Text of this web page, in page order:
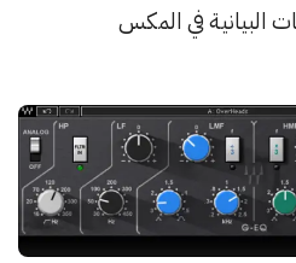
البيانية في المكس